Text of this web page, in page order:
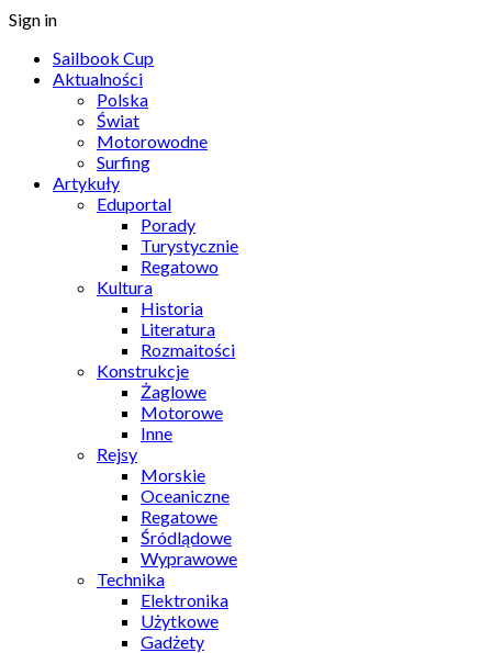
Sign in
Sailbook Cup
Aktualności
Polska
Świat
Motorowodne
Surfing
Artykuły
Eduportal
Porady
Turystycznie
Regatowo
Kultura
Historia
Literatura
Rozmaitości
Konstrukcje
Żaglowe
Motorowe
Inne
Rejsy
Morskie
Oceaniczne
Regatowe
Śródlądowe
Wyprawowe
Technika
Elektronika
Użytkowe
Gadżety